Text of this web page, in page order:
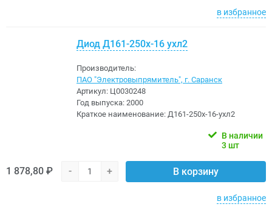
в избранное
Диод Д161-250х-16 ухл2
Производитель:
ПАО "Электровыпрямитель", г. Саранск
Артикул: Ц0030248
Год выпуска: 2000
Краткое наименование: Д161-250х-16-ухл2
В наличии
3 шт
1 878,80 ₽ - + В корзину
в избранное